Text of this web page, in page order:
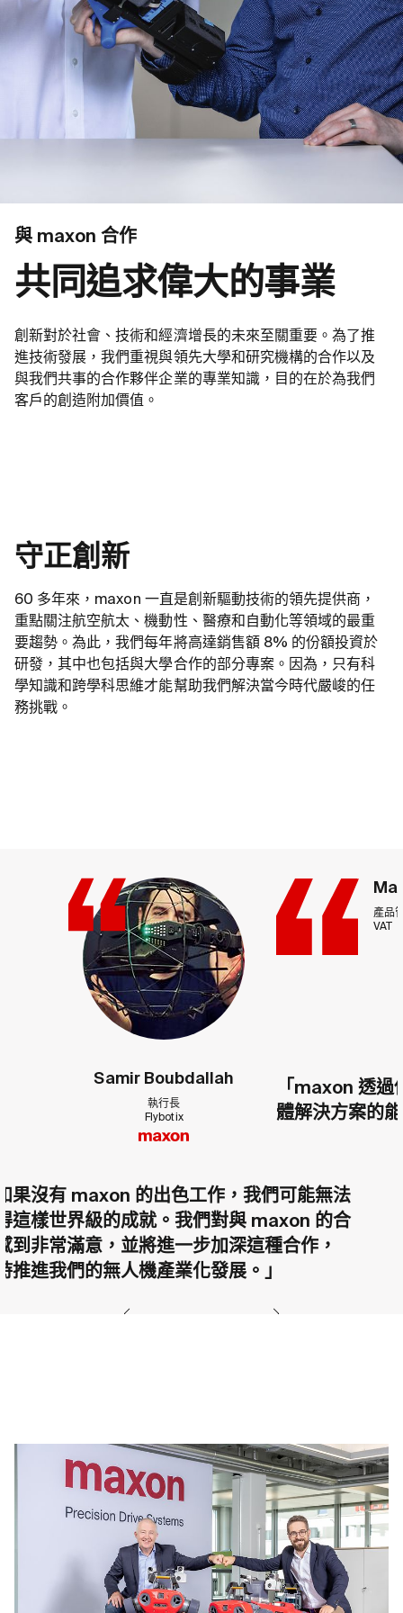
與 maxon 合作
共同追求偉大的事業
創新對於社會、技術和經濟增長的未來至關重要。為了推
進技術發展，我們重視與領先大學和研究機構的合作以及
與我們共事的合作夥伴企業的專業知識，目的在於為我們
客戶的創造附加價值。
守正創新
60 多年來，maxon 一直是創新驅動技術的領先提供商，
重點關注航空航太、機動性、醫療和自動化等領域的最重
要趨勢。為此，我們每年將高達銷售額 8% 的份額投資於
研發，其中也包括與大學合作的部分專案。因為，只有科
學知識和跨學科思維才能幫助我們解決當今時代嚴峻的任
務挑戰。
Samir Boubdallah
執行長
Flybotix
果沒有 maxon 的出色工作，我們可能無法
這樣世界級的成就。我們對與 maxon 的合
到非常滿意，並將進一步加深這種合作，
推進我們的無人機產業化發展。」
產品
VAT
「maxon 透過
體解決方案的